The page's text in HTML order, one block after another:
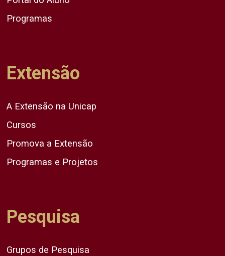
Programas
Extensão
A Extensão na Unicap
Cursos
Promova a Extensão
Programas e Projetos
Pesquisa
Grupos de Pesquisa